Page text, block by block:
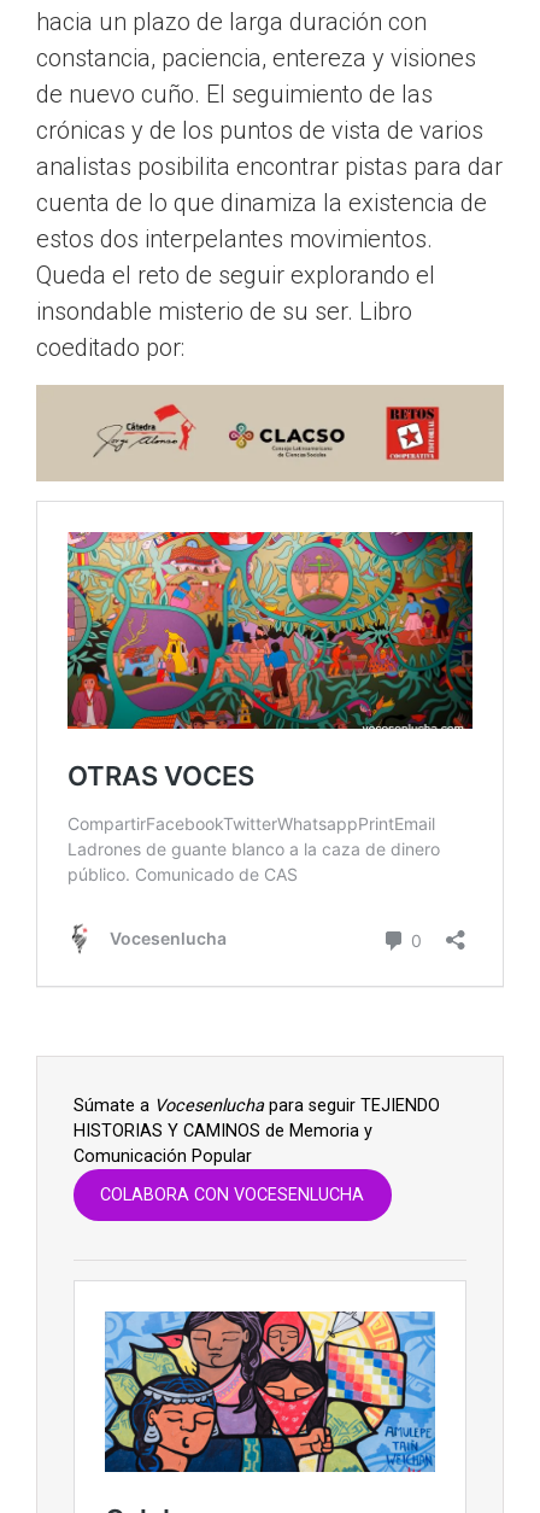
hacia un plazo de larga duración con
constancia, paciencia, entereza y visiones
de nuevo cuño. El seguimiento de las
crónicas y de los puntos de vista de varios
analistas posibilita encontrar pistas para dar
cuenta de lo que dinamiza la existencia de
estos dos interpelantes movimientos.
Queda el reto de seguir explorando el
insondable misterio de su ser. Libro
coeditado por:
Súmate a Vocesenluchapara seguir TEJIENDO
HISTORIAS Y CAMINOS de Memoria y
Comunicación Popular
COLABORA CON VOCESENLUCHA